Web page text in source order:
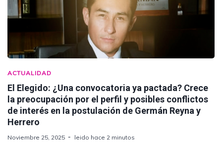
ACTUALIDAD
El Elegido: ¿Una convocatoria ya pactada? Crece
la preocupación por el perfil y posibles conflictos
de interés en la postulación de Germán Reyna y
Herrero
Noviembre 25, 2025 leido hace 2 minutos